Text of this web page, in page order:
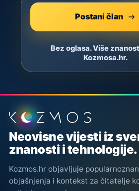
Postani član
Bez oglasa. Više
Kozmosa.hr.
Podnožje stranice
Neovisne vijesti iz
znanosti i tehnologije.
Kozmos.hr objavljuje
objašnjenja i kontekst za čitatelje